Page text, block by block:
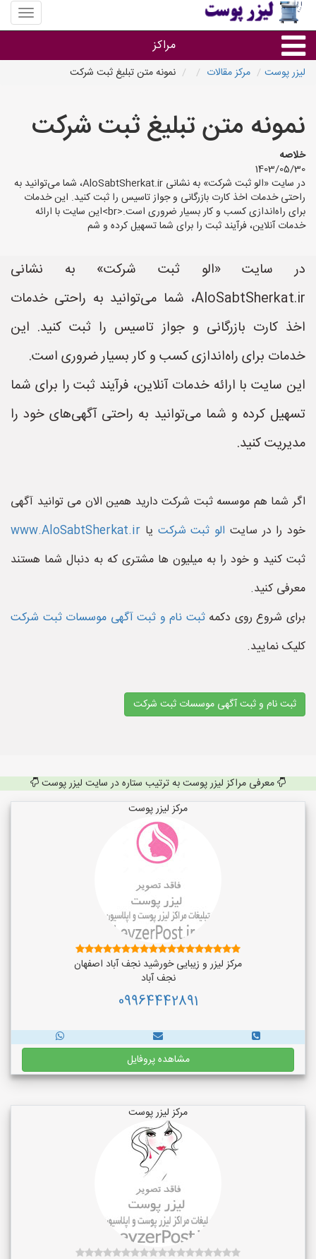
منوی
سایت
پوست
مراکز
استان ها
لیزر پوست مرکز مقالات نمونه متن تبلیغ ثبت شرکت
نمونه متن تبلیغ ثبت شرکت
خلاصه
1403/05/30
در سایت «الو ثبت شرکت» به نشانی AloSabtSherkat.ir، شما می‌توانید به
راحتی خدمات اخذ کارت بازرگانی و جواز تاسیس را ثبت کنید. این خدمات
برای راه‌اندازی کسب و کار بسیار ضروری است.<br>این سایت با ارائه
خدمات آنلاین، فرآیند ثبت را برای شما تسهیل کرده و شم
در سایت «الو ثبت شرکت» به نشانی
AloSabtSherkat.ir، شما می‌توانید به راحتی خدمات
اخذ کارت بازرگانی و جواز تاسیس را ثبت کنید. این
خدمات برای راه‌اندازی کسب و کار بسیار ضروری است.
این سایت با ارائه خدمات آنلاین، فرآیند ثبت را برای شما
تسهیل کرده و شما می‌توانید به راحتی آگهی‌های خود را
مدیریت کنید.
اگر شما هم موسسه ثبت شرکت دارید همین الان می توانید آگهی
خود را در سایت الو ثبت شرکت یا www.AloSabtSherkat.ir
ثبت کنید و خود را به میلیون ها مشتری که به دنبال شما هستند
معرفی کنید.
برای شروع روی دکمهثبت نام و ثبت آگهی موسسات ثبت شرکت
کلیک نمایید.
ثبت نام و ثبت آگهی موسسات ثبت شرکت
معرفی مراکز لیزر پوست به ترتیب ستاره در سایت لیزر پوست
مرکز لیزر پوست
مرکز لیزر و زیبایی خورشید نجف آباد اصفهان
نجف‌ آباد
09964442891
مشاهده پروفایل
مرکز لیزر پوست